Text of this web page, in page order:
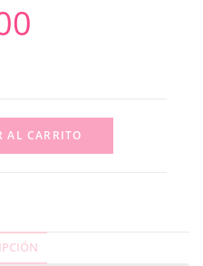
AL CARRITO